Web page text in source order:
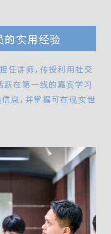
的实用经验
任讲师，传授利用社交
跃在第一线的嘉宾学习
息，并掌握可在现实世